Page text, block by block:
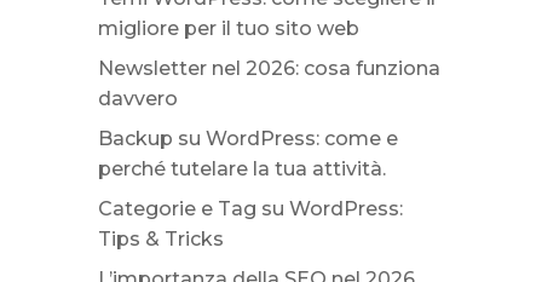
migliore per il tuo sito web
Newsletter nel 2026: cosa funziona
davvero
Backup su WordPress: come e
perché tutelare la tua attività.
Categorie e Tag su WordPress:
Tips & Tricks